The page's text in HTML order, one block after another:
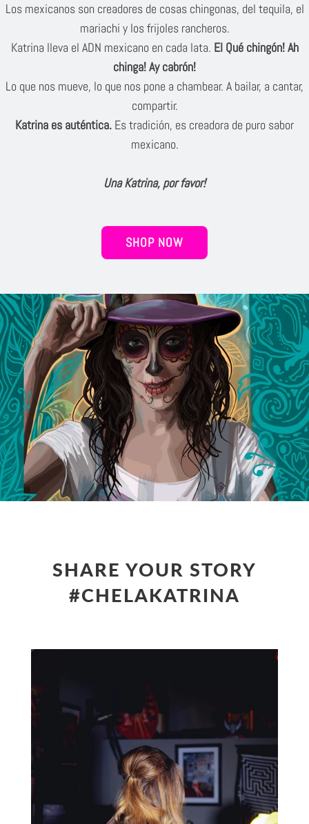
Los mexicanos son creadores de cosas chingonas, del tequila, el
mariachi y los frijoles rancheros.
Katrina lleva el ADN mexicano en cada lata. El Qué chingón! Ah
chinga! Ay cabrón!
Lo que nos mueve, lo que nos pone a chambear. A bailar, a cantar,
compartir.
Katrina es auténtica. Es tradición, es creadora de puro sabor
mexicano.
Una Katrina, por favor!
SHOP NOW
SHARE YOUR STORY
#CHELAKATRINA